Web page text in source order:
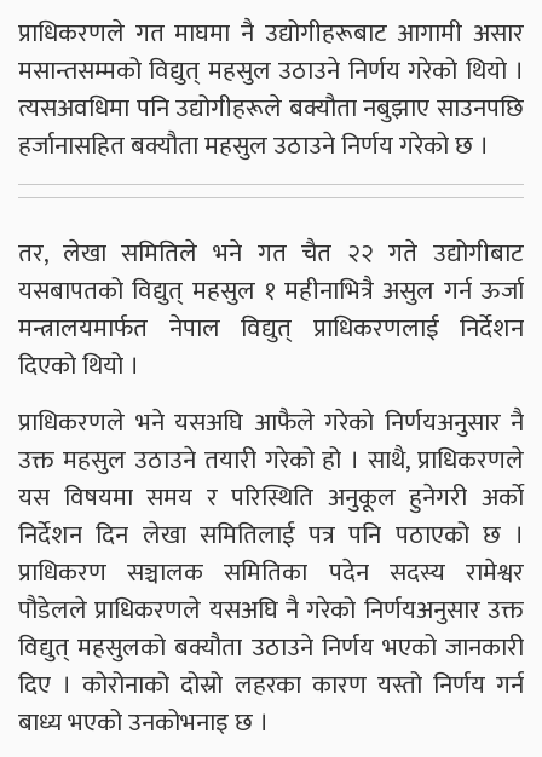
प्राधिकरणले गत माघमा नै उद्योगीहरूबाट आगामी असार
मसान्तसम्मको विद्युत् महसुल उठाउने निर्णय गरेको थियो ।
त्यसअवधिमा पनि उद्योगीहरूले बक्यौता नबुझाए साउनपछि
हर्जानासहित बक्यौता महसुल उठाउने निर्णय गरेको छ ।
तर, लेखा समितिले भने गत चैत २२ गते उद्योगीबाट
यसबापतको विद्युत् महसुल १ महीनाभित्रै असुल गर्न ऊर्जा
मन्त्रालयमार्फत नेपाल विद्युत् प्राधिकरणलाई निर्देशन
दिएको थियो ।
प्राधिकरणले भने यसअघि आफैले गरेको निर्णयअनुसार नै
उक्त महसुल उठाउने तयारी गरेको हो । साथै, प्राधिकरणले
यस विषयमा समय र परिस्थिति अनुकूल हुनेगरी अर्काे
निर्देशन दिन लेखा समितिलाई पत्र पनि पठाएको छ ।
प्राधिकरण सञ्चालक समितिका पदेन सदस्य रामेश्वर
पौडेलले प्राधिकरणले यसअघि नै गरेको निर्णयअनुसार उक्त
विद्युत् महसुलको बक्यौता उठाउने निर्णय भएको जानकारी
दिए । कोरोनाको दोस्रो लहरका कारण यस्तो निर्णय गर्न
बाध्य भएको उनकोभनाइ छ ।